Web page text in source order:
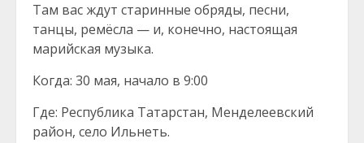
Там вас ждут старинные обряды, песни,
танцы, ремёсла — и, конечно, настоящая
марийская музыка.
Когда: 30 мая, начало в 9:00
Где: Республика Татарстан, Менделеевский
район, село Ильнеть.